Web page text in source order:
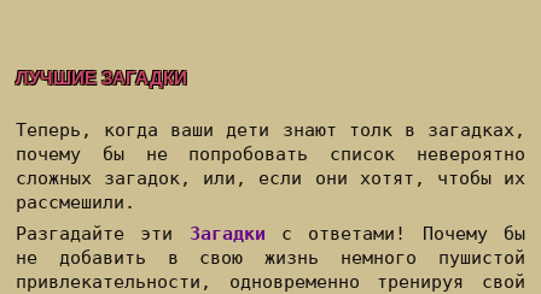
ЛУЧШИЕ ЗАГАДКИ
Теперь, когда ваши дети знают толк в загадках,
почему бы не попробовать список невероятно
сложных загадок, или, если они хотят, чтобы их
рассмешили.
Разгадайте эти Загадки с ответами! Почему бы
не добавить в свою жизнь немного пушистой
привлекательности, одновременно тренируя свой